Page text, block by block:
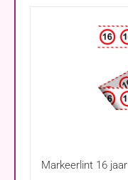
Markeerlint 16 jaar